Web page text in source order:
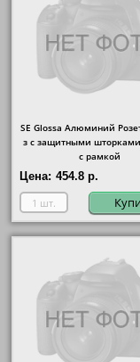
SE Glossa Алюминий
з с защитными
с рамкой
Цена: 454.8 р.